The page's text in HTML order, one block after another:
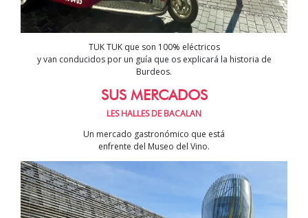
TUK TUK que son 100% eléctricos
y van conducidos por un guía que os explicará la historia de
Burdeos.
SUS MERCADOS
LES HALLES DE BACALAN
Un mercado gastronómico que está
enfrente del Museo del Vino.